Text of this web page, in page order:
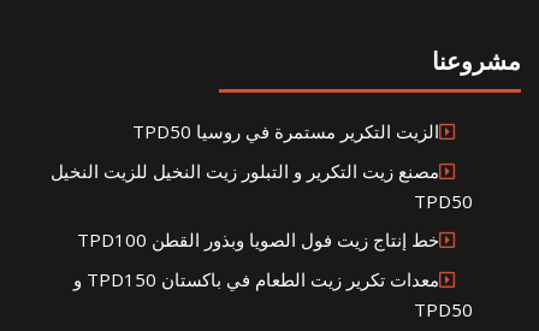
مشروعنا
الزيت التكرير مستمرة في روسيا TPD50
مصنع زيت التكرير و التبلور زيت النخيل للزيت النخيل
TPD50
خط إنتاج زيت فول الصويا وبذور القطن TPD100
معدات تكرير زيت الطعام في باكستان TPD150 و
TPD50